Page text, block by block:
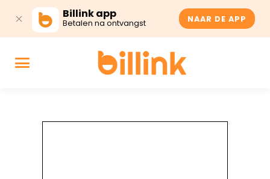
Billink app
Betalen na ontvangst NAAR DE APP